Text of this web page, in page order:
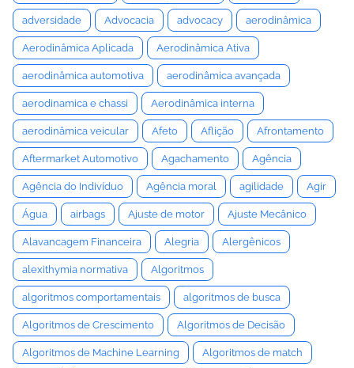
adversidade Advocacia advocacy aerodinâmica
Aerodinâmica Aplicada Aerodinâmica Ativa
aerodinâmica automotiva aerodinâmica avançada
aerodinamica e chassi Aerodinâmica interna
aerodinâmica veicular Afeto Aflição Afrontamento
Aftermarket Automotivo Agachamento Agência
Agência do Indivíduo Agência moral agilidade Agir
Água airbags Ajuste de motor Ajuste Mecânico
Alavancagem Financeira Alegria Alergênicos
alexithymia normativa Algoritmos
algoritmos comportamentais algoritmos de busca
Algoritmos de Crescimento Algoritmos de Decisão
Algoritmos de Machine Learning Algoritmos de match